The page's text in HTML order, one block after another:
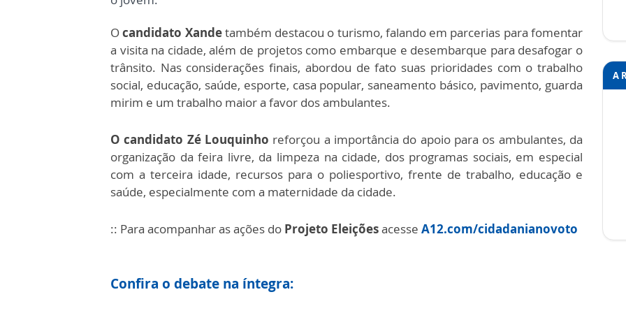
Ocandidato Xandetambém destacou o turismo, falando em parcerias para fomentar
a visita na cidade, além de projetos como embarque e desembarque para desafogar o
trânsito. Nas considerações finais, abordou de fato suas prioridades com o trabalho
social, educação, saúde, esporte, casa popular, saneamento básico, pavimento, guarda
mirim e um trabalho maior a favor dos ambulantes.
O candidato Zé Louquinho reforçou a importância do apoio para os ambulantes, da
organização da feira livre, da limpeza na cidade, dos programas sociais, em especial
com a terceira idade, recursos para o poliesportivo, frente de trabalho, educação e
saúde, especialmente com a maternidade da cidade.
:: Para acompanhar as ações do Projeto Eleiçõesacesse A12.com/cidadanianovoto
Confira o debate na íntegra:
A